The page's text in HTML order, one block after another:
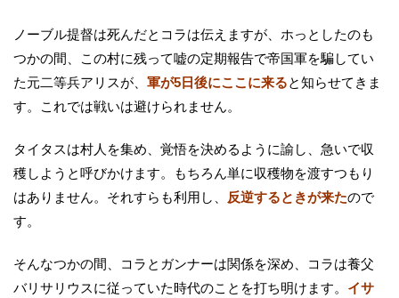
ノーブル提督は死んだとコラは伝えますが、ホっとしたのも
つかの間、この村に残って嘘の定期報告で帝国軍を騙してい
た元二等兵アリスが、 軍が5日後にここに来ると知らせてきま
す。これでは戦いは避けられません。
タイタスは村人を集め、覚悟を決めるように諭し、急いで収
穫しようと呼びかけます。もちろん単に収穫物を渡すつもり
はありません。それすらも利用し、
反逆するときが来たので
す。
そんなつかの間、コラとガンナーは関係を深め、コラは養父
バリサリウスに従っていた時代のことを打ち明けます。 イサ